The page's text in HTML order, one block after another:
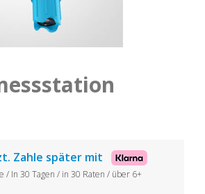
Zahle später mit
/ In 30 Tagen / in 30 Raten / über 6+